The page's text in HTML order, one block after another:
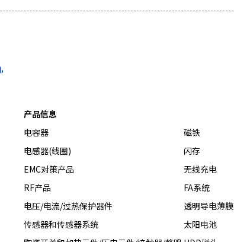
产品信息
电容器
电感器(线圈)
EMC对策产品
RF产品
电压/电流/过热保护器件
传感器和传感器系统
磁铁
闪存
无线充电
FA系统
透明导电薄膜
太阳电池